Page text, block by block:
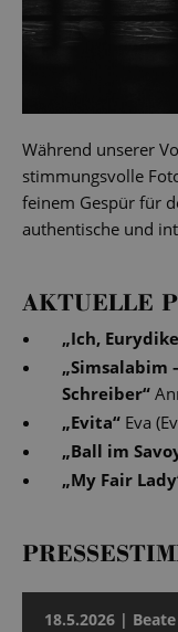
Während unserer
stimmungsvolle
feinem Gespür für
authentische und
AKTUELLE
„Ich, Eurydike
„Simsalabim
Schreiber“
„Evita“ Eva
„Ball im
„My Fair Lady
18.5.2026 |